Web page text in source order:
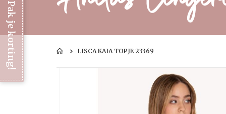
LISCA KAIA TOPJE 23369
Pak je korting!